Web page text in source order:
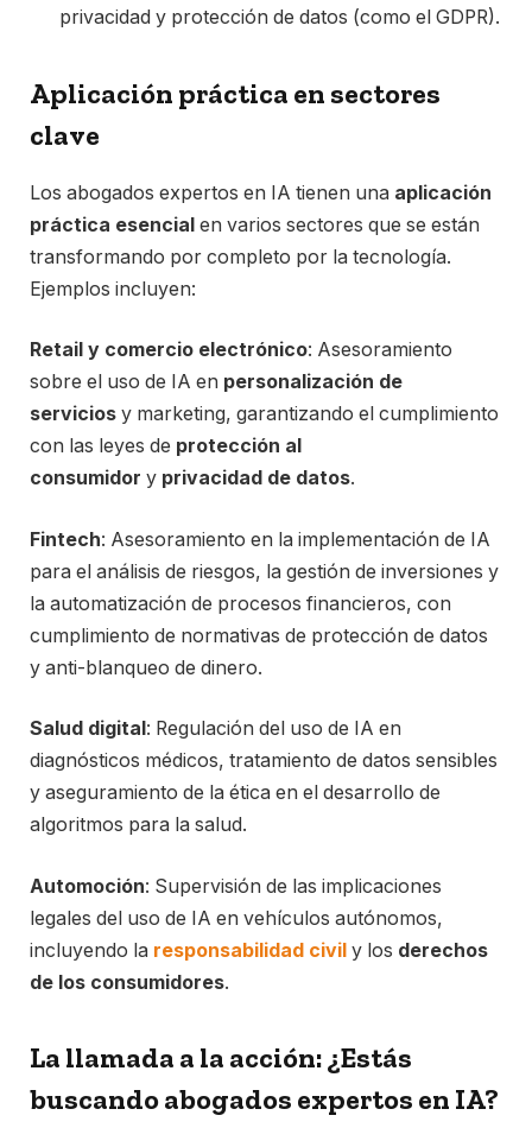
privacidad y protección de datos (como el GDPR).
Aplicación práctica en sectores
clave
Los abogados expertos en IA tienen una aplicación
práctica esencial en varios sectores que se están
transformando por completo por la tecnología.
Ejemplos incluyen:
Retail y comercio electrónico: Asesoramiento
sobre el uso de IA en personalización de
servicios y marketing, garantizando el cumplimiento
con las leyes de protección al
consumidor y privacidad de datos.
Fintech: Asesoramiento en la implementación de IA
para el análisis de riesgos, la gestión de inversiones y
la automatización de procesos financieros, con
cumplimiento de normativas de protección de datos
y anti-blanqueo de dinero.
Salud digital : Regulación del uso de IA en
diagnósticos médicos, tratamiento de datos sensibles
y aseguramiento de la ética en el desarrollo de
algoritmos para la salud.
Automoción: Supervisión de las implicaciones
legales del uso de IA en vehículos autónomos,
incluyendo la responsabilidad civil y los derechos
de los consumidores.
La llamada a la acción: ¿Estás
buscando abogados expertos en IA?